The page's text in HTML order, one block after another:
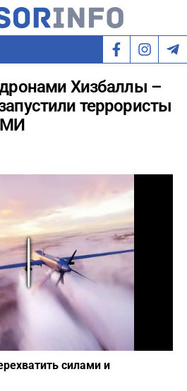
Хизбаллы –
террористы
Play
Фото: canva.com
силами и